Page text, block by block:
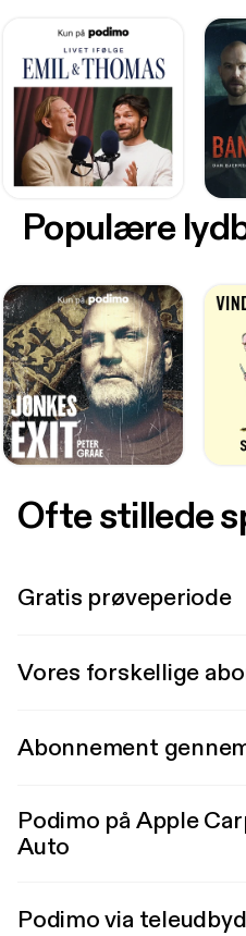
Populære
Ofte stillede
Gratis prøveperiode
Vores forskellige
Abonnement
Podimo på Apple
Auto
Podimo via